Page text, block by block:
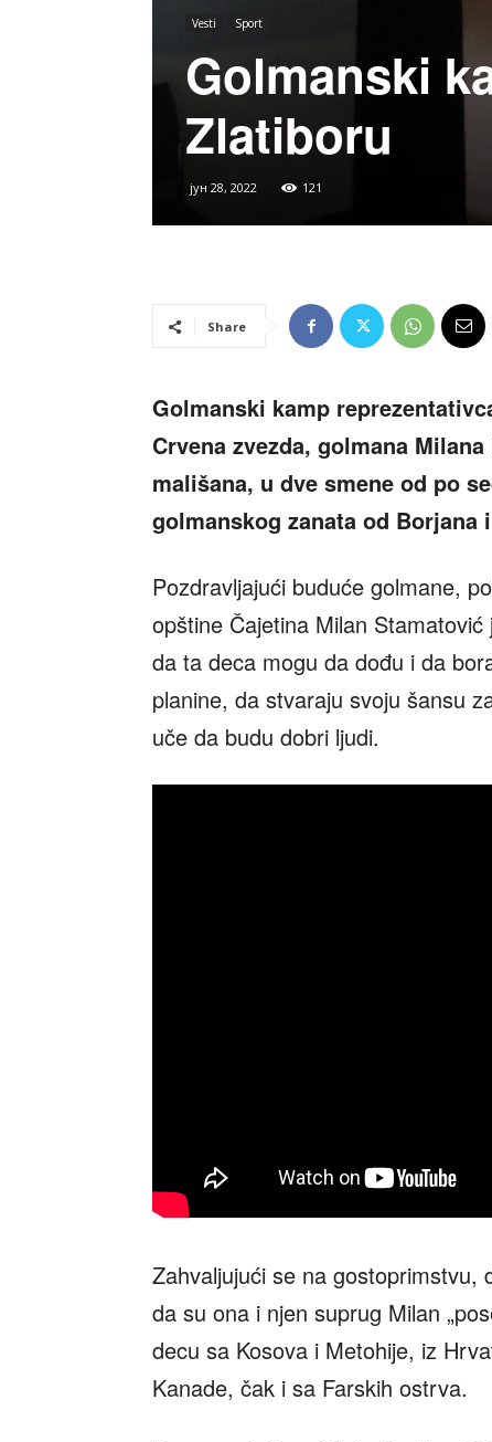
Vesti Sport
Golmanski
Zlatiboru
јун 28, 2022 121
Share
Golmanski kamp
Crvena zvezda, golmana
mališana, u dve smene od po
golmanskog zanata od Borjana
Pozdravljajući buduće golmane,
opštine Čajetina Milan
da ta deca mogu da dođu i da
planine, da stvaraju svoju šansu
uče da budu dobri ljudi.
Zahvaljujući se na gostoprimstvu,
da su ona i njen suprug Milan
decu sa Kosova i Metohije, iz
Kanade, čak i sa Farskih ostrva.